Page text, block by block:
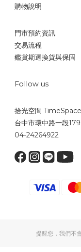
購物說明
門市預約資訊
交易流程
鑑賞期退換貨與保固
Follow us
拾光空間 TimeSpace
台中市環中路一段
04-24264922
提醒您，我們不